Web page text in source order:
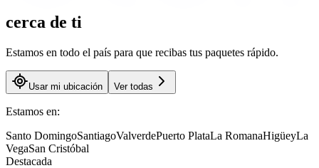
cerca de ti
Estamos en todo el país para que recibas tus paquetes rápido.
Usar mi ubicación Ver todas
Estamos en:
Santo DomingoSantiagoValverdePuerto PlataLa RomanaHigüeyLa
VegaSan Cristóbal
Destacada